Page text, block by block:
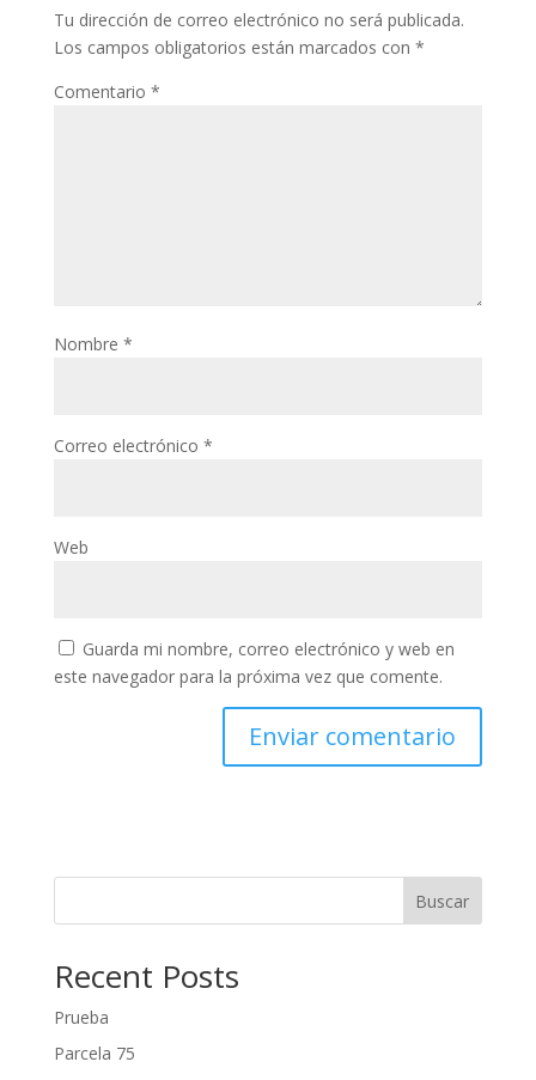
Tu dirección de correo electrónico no será publicada.
Los campos obligatorios están marcados con *
Comentario *
Nombre *
Correo electrónico *
Web
Guarda mi nombre, correo electrónico y web en
este navegador para la próxima vez que comente.
Buscar
Recent Posts
Prueba
Parcela 75